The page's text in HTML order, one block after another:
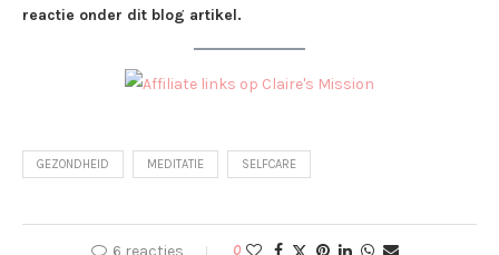
reactie onder dit blog artikel.
GEZONDHEID MEDITATIE SELFCARE
6 reacties 0